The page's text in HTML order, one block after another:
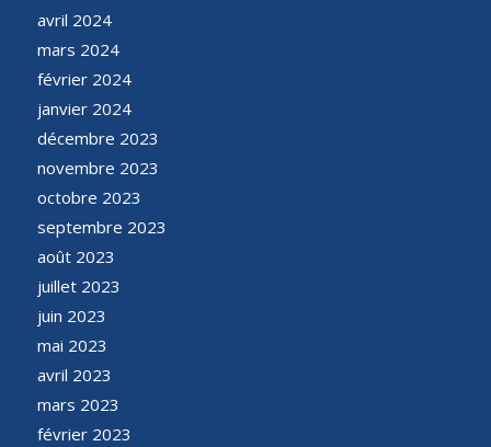
avril 2024
mars 2024
février 2024
janvier 2024
décembre 2023
novembre 2023
octobre 2023
septembre 2023
août 2023
juillet 2023
juin 2023
mai 2023
avril 2023
mars 2023
février 2023